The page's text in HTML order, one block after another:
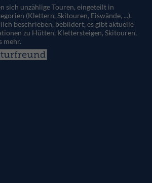
sich unzählige Touren, eingeteilt in
(Klettern, Skitouren, Eiswände, ...).
beschrieben, bebildert, es gibt aktuelle
zu Hütten, Klettersteigen, Skitouren,
mehr.